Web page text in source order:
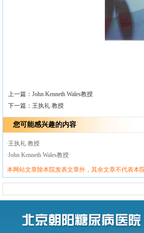
上一篇： John Kenneth Wales教授
下一篇： 王执礼 教授
您可能感兴趣的内容
·王执礼 教授
·John Kenneth Wales教授
本网站文章除本院发表文章外，其余文章不代表本
北京朝阳区甜